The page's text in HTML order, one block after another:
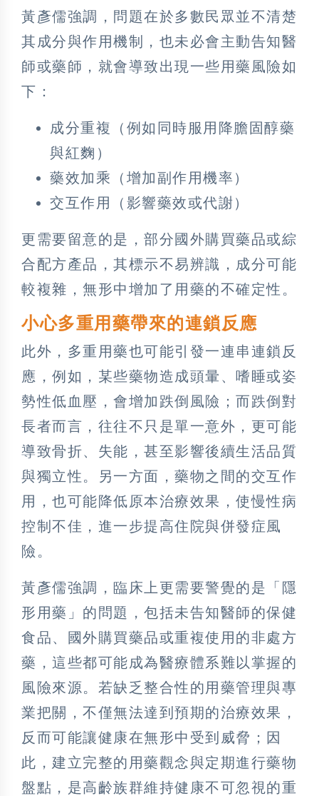
黃彥儒強調，問題在於多數民眾並不清楚
其成分與作用機制，也未必會主動告知醫
師或藥師，就會導致出現一些用藥風險如
下：
成分重複（例如同時服用降膽固醇藥
與紅麴）
藥效加乘（增加副作用機率）
交互作用（影響藥效或代謝）
更需要留意的是，部分國外購買藥品或綜
合配方產品，其標示不易辨識，成分可能
較複雜，無形中增加了用藥的不確定性。
小心多重用藥帶來的連鎖反應
此外，多重用藥也可能引發一連串連鎖反
應，例如，某些藥物造成頭暈、嗜睡或姿
勢性低血壓，會增加跌倒風險；而跌倒對
長者而言，往往不只是單一意外，更可能
導致骨折、失能，甚至影響後續生活品質
與獨立性。另一方面，藥物之間的交互作
用，也可能降低原本治療效果，使慢性病
控制不佳，進一步提高住院與併發症風
險。
黃彥儒強調，臨床上更需要警覺的是「隱
形用藥」的問題，包括未告知醫師的保健
食品、國外購買藥品或重複使用的非處方
藥，這些都可能成為醫療體系難以掌握的
風險來源。若缺乏整合性的用藥管理與專
業把關，不僅無法達到預期的治療效果，
反而可能讓健康在無形中受到威脅；因
此，建立完整的用藥觀念與定期進行藥物
盤點，是高齡族群維持健康不可忽視的重